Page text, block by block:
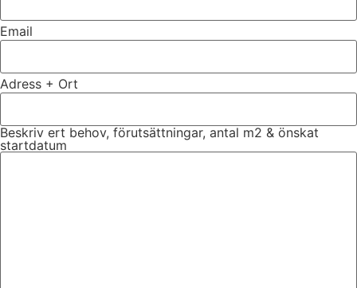
Email
Adress + Ort
Beskriv ert behov, förutsättningar, antal m2 & önskat
startdatum